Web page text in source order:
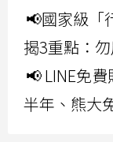
📢國家級「
揭3重點：
📢 LINE免
半年、熊大